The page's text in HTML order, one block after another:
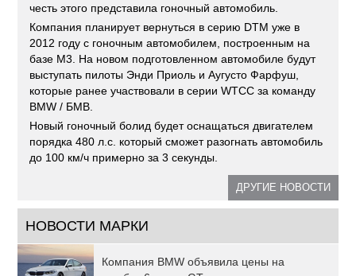
честь этого представила гоночный автомобиль.
Компания планирует вернуться в серию DTM уже в
2012 году с гоночным автомобилем, построенным на
базе M3. На новом подготовленном автомобиле будут
выступать пилоты Энди Приоль и Аугусто Фарфуш,
которые ранее участвовали в серии WTCC за команду
BMW / БМВ.
Новый гоночный болид будет оснащаться двигателем
порядка 480 л.с. который сможет разогнать автомобиль
до 100 км/ч примерно за 3 секунды.
ДРУГИЕ НОВОСТИ
НОВОСТИ МАРКИ
Компания BMW объявила цены на